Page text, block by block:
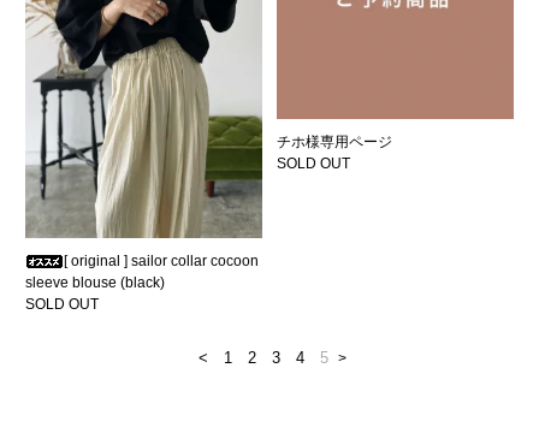
[ original ] sailor collar cocoon
sleeve blouse (black)
SOLD OUT
チホ様専用ページ
SOLD OUT
< 1 2 3 4 5 >